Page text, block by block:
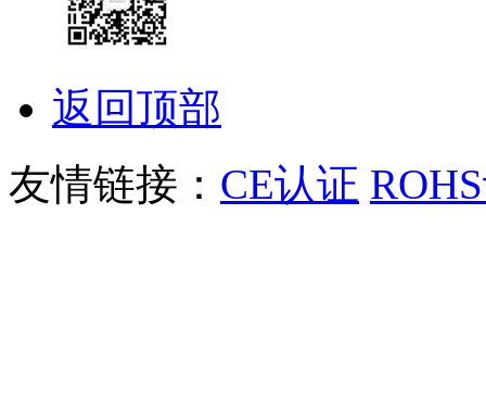
返回顶部
友情链接： CE认证